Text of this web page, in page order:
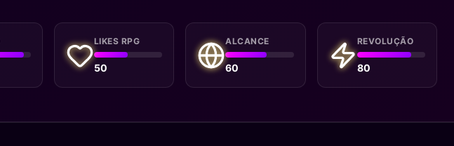
LIKES RPG
50
ALCANCE
60
REVOLUÇÃO
80